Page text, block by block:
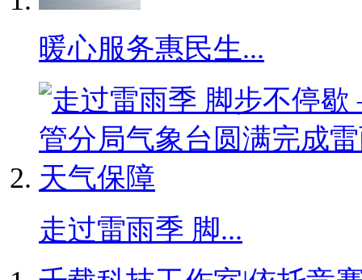
暖心服务惠民生...
走过雷雨季 脚...